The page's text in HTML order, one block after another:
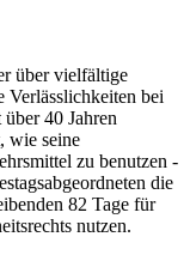
über vielfältige
Verlässlichkeiten bei
40 Jahren
wie seine
zu benutzen -
die
82 Tage für
nutzen.